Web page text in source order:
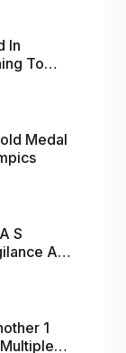
In
To
Medal
S
As
1